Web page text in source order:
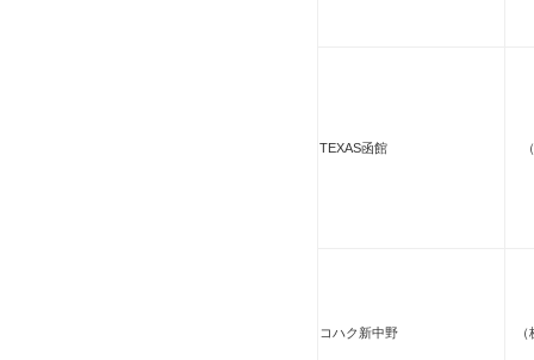
TEXAS函館
コハク新中野